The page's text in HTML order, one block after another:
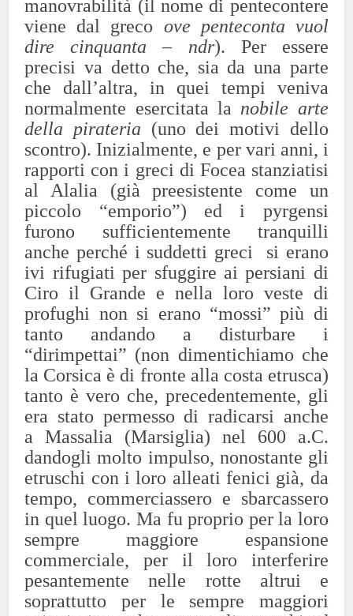
manovrabilità (il nome di pentecontere
viene dal greco ove penteconta vuol
dire cinquanta – ndr). Per essere
precisi va detto che, sia da una parte
che dall’altra, in quei tempi veniva
normalmente esercitata la nobile arte
della pirateria (uno dei motivi dello
scontro). Inizialmente, e per vari anni, i
rapporti con i greci di Focea stanziatisi
al Alalia (già preesistente come un
piccolo “emporio”) ed i pyrgensi
furono sufficientemente tranquilli
anche perché i suddetti greci si erano
ivi rifugiati per sfuggire ai persiani di
Ciro il Grande e nella loro veste di
profughi non si erano “mossi” più di
tanto andando a disturbare i
“dirimpettai” (non dimentichiamo che
la Corsica è di fronte alla costa etrusca)
tanto è vero che, precedentemente, gli
era stato permesso di radicarsi anche
a Massalia (Marsiglia) nel 600 a.C.
dandogli molto impulso, nonostante gli
etruschi con i loro alleati fenici già, da
tempo, commerciassero e sbarcassero
in quel luogo. Ma fu proprio per la loro
sempre maggiore espansione
commerciale, per il loro interferire
pesantemente nelle rotte altrui e
soprattutto per le sempre maggiori